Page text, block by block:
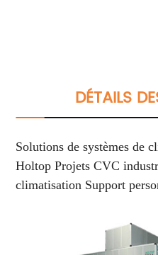
DÉTAILS
Solutions de systèmes de
Holtop Projets CVC
climatisation Support